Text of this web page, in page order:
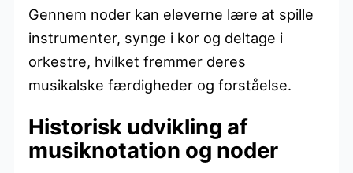
Gennem noder kan eleverne lære at spille
instrumenter, synge i kor og deltage i
orkestre, hvilket fremmer deres
musikalske færdigheder og forståelse.
Historisk udvikling af
musiknotation og noder